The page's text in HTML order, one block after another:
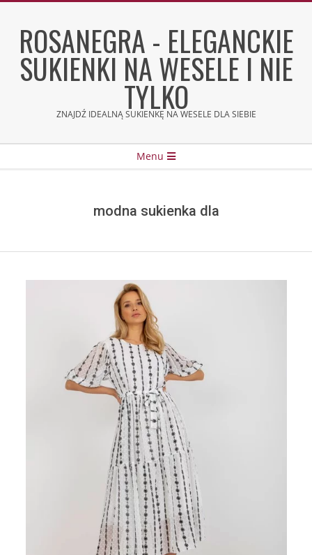
contentROSANEGRA - ELEGANCKIE
SUKIENKI NA WESELE I NIE
TYLKO
ZNAJDŹ IDEALNĄ SUKIENKĘ NA WESELE DLA SIEBIE
Menu
modna sukienka dla